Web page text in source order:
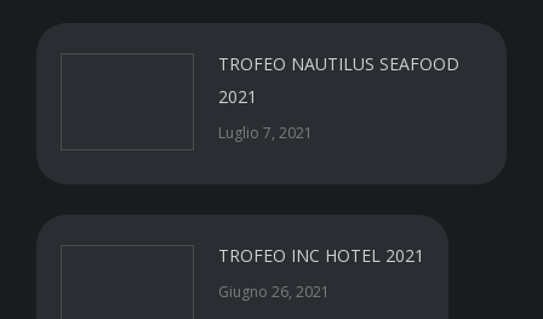
TROFEO NAUTILUS SEAFOOD
2021
Luglio 7, 2021
TROFEO INC HOTEL 2021
Giugno 26, 2021